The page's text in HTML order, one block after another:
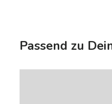
Passend zu